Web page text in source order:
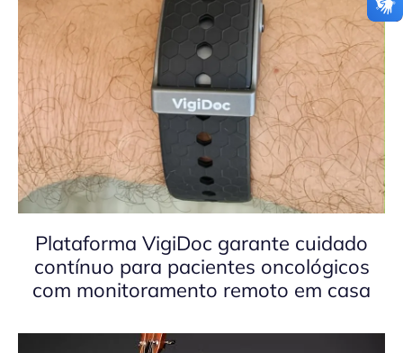
Plataforma VigiDoc garante cuidado
contínuo para pacientes oncológicos
com monitoramento remoto em casa